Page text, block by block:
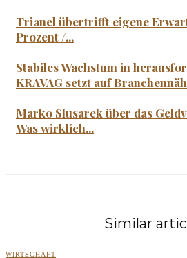
Trianel übertrifft eigene
Prozent /...
Stabiles Wachstum in
KRAVAG setzt auf
Marko Slusarek über das
Was wirklich...
Similar
WIRTSCHAFT